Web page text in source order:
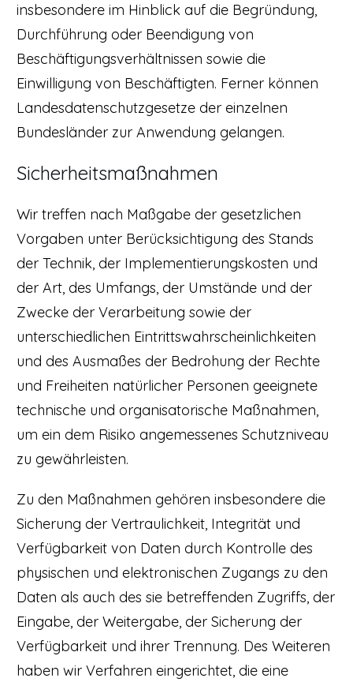
insbesondere im Hinblick auf die Begründung,
Durchführung oder Beendigung von
Beschäftigungsverhältnissen sowie die
Einwilligung von Beschäftigten. Ferner können
Landesdatenschutzgesetze der einzelnen
Bundesländer zur Anwendung gelangen.
Sicherheitsmaßnahmen
Wir treffen nach Maßgabe der gesetzlichen
Vorgaben unter Berücksichtigung des Stands
der Technik, der Implementierungskosten und
der Art, des Umfangs, der Umstände und der
Zwecke der Verarbeitung sowie der
unterschiedlichen Eintrittswahrscheinlichkeiten
und des Ausmaßes der Bedrohung der Rechte
und Freiheiten natürlicher Personen geeignete
technische und organisatorische Maßnahmen,
um ein dem Risiko angemessenes Schutzniveau
zu gewährleisten.
Zu den Maßnahmen gehören insbesondere die
Sicherung der Vertraulichkeit, Integrität und
Verfügbarkeit von Daten durch Kontrolle des
physischen und elektronischen Zugangs zu den
Daten als auch des sie betreffenden Zugriffs, der
Eingabe, der Weitergabe, der Sicherung der
Verfügbarkeit und ihrer Trennung. Des Weiteren
haben wir Verfahren eingerichtet, die eine